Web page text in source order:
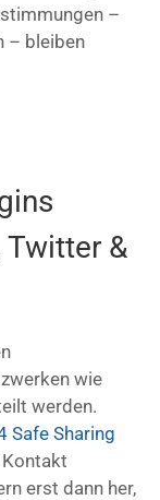
–
– bleiben
Twitter &
wie
werden.
Safe Sharing
erst dann her,